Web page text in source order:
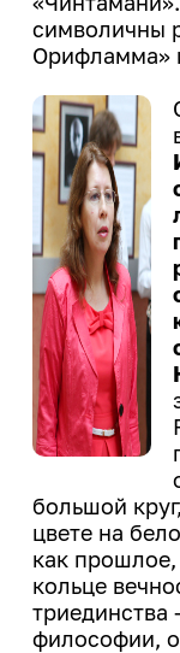
символичны
Орифламма»
большой
цвете на
как
кольце
триединства
философии,